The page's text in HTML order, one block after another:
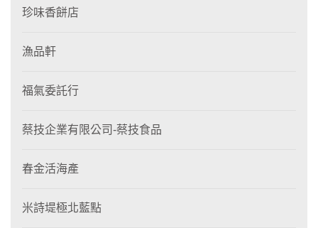
珍味香餅店
漁品軒
福氣委託行
蔡技企業有限公司-蔡技食品
春金活海產
米詩堤極北藍點